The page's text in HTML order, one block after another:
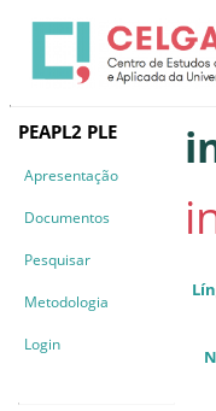
PEAPL2 PLE
Apresentação
Documentos
Pesquisar
Metodologia
Login